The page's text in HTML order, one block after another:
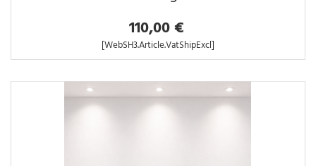
110,00 €
[WebSH3.Article.VatShipExcl]